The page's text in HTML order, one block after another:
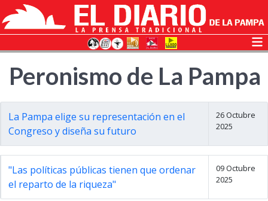
Peronismo de La Pampa
La Pampa elige su representación en el
Congreso y diseña su futuro
26 Octubre
2025
"Las políticas públicas tienen que ordenar
el reparto de la riqueza"
09 Octubre
2025